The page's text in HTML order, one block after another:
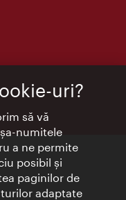
uri?
să vă
numitele
a ne permite
posibil şi
paginilor de
adaptate